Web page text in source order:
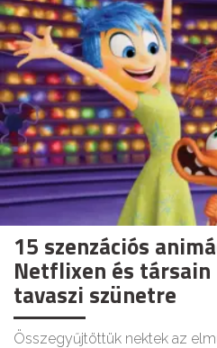
15 szenzációs
Netflixen és társain
tavaszi szünetre
Összegyűjtöttük nektek az